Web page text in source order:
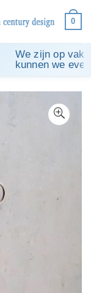
0
We zijn op
kunnen we